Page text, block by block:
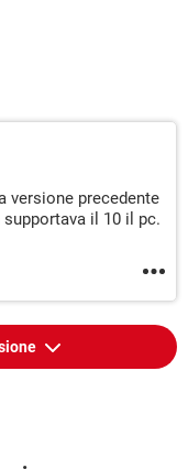
versione precedente
il 10 il pc.